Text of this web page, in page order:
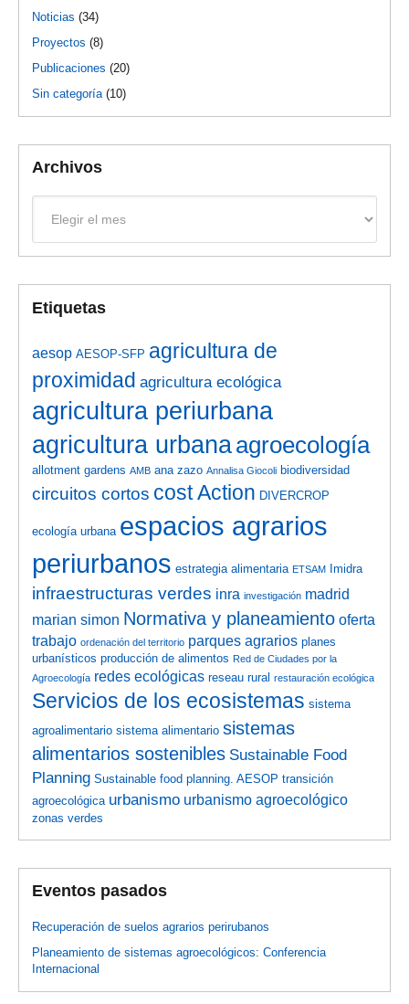
Noticias (34)
Proyectos (8)
Publicaciones (20)
Sin categoría(10)
Archivos
Etiquetas
aesop AESOP-SFP agricultura de
proximidad agricultura ecológica
agricultura periurbana
agricultura urbanaagroecología
allotment gardens AMB ana zazo Annalisa Giocoli biodiversidad
circuitos cortos cost Action DIVERCROP
ecología urbana espacios agrarios
periurbanos estrategia alimentaria ETSAM Imidra
infraestructuras verdes inra investigación madrid
marian simon Normativa y planeamiento oferta
trabajo ordenación del territorio parques agrarios planes
urbanísticos producción de alimentos Red de Ciudades por la
Agroecología redes ecológicas reseau rural restauración ecológica
Servicios de los ecosistemas sistema
agroalimentario sistema alimentario sistemas
alimentarios sostenibles Sustainable Food
Planning Sustainable food planning. AESOP transición
agroecológica urbanismo urbanismo agroecológico
zonas verdes
Eventos pasados
Recuperación de suelos agrarios perirubanos
Planeamiento de sistemas agroecológicos: Conferencia
Internacional